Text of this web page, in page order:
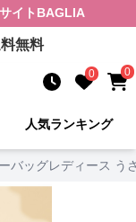
イト BAGLIA
無料
0 0
人気ランキング
バッグレディース う